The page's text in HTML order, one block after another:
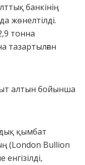
банкінің
жөнелтілді.
тонна
тазартылған
алтын бойынша
қымбат
(London Bullion